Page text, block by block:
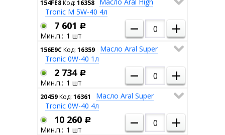
154FE8Код: 16358
Tronic M 5W-40 4л
7 601 Р
1 – +
156E9CКод: 16359
Масло Aral Super
Tronic 0W-40 1л
2 734 Р
1 – +
20459Код: 16361
Масло Aral Super
Tronic 0W-40 4л
10 260 Р
1 – +